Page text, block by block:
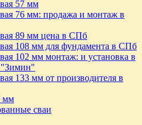
57 мм
76 мм: продажа и монтаж в
89 мм цена в СПб
108 мм для фундамента в СПб
102 мм монтаж: и установка в
133 мм от производителя в
мм
сваи